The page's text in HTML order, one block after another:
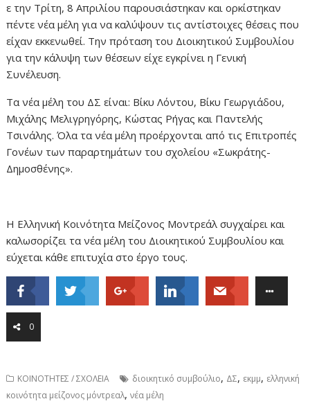
ε την Τρίτη, 8 Απριλίου παρουσιάστηκαν και ορκίστηκαν
πέντε νέα μέλη για να καλύψουν τις αντίστοιχες θέσεις που
είχαν εκκενωθεί. Την πρόταση του Διοικητικού Συμβουλίου
για την κάλυψη των θέσεων είχε εγκρίνει η Γενική
Συνέλευση.
Τα νέα μέλη του ΔΣ είναι: Βίκυ Λόντου, Βίκυ Γεωργιάδου,
Μιχάλης Μελιγρηγόρης, Κώστας Ρήγας και Παντελής
Τσινάλης. Όλα τα νέα μέλη προέρχονται από τις Επιτροπές
Γονέων των παραρτημάτων του σχολείου «Σωκράτης-
Δημοσθένης».
Η Ελληνική Κοινότητα Μείζονος Μοντρεάλ συγχαίρει και
καλωσορίζει τα νέα μέλη του Διοικητικού Συμβουλίου και
εύχεται κάθε επιτυχία στο έργο τους.
0
ΚΟΙΝΟΤΗΤΕΣ / ΣΧΟΛΕΙΑ διοικητικό συμβούλιο, ΔΣ, εκμμ, ελληνική
κοινότητα μείζονος μόντρεαλ,νέα μέλη